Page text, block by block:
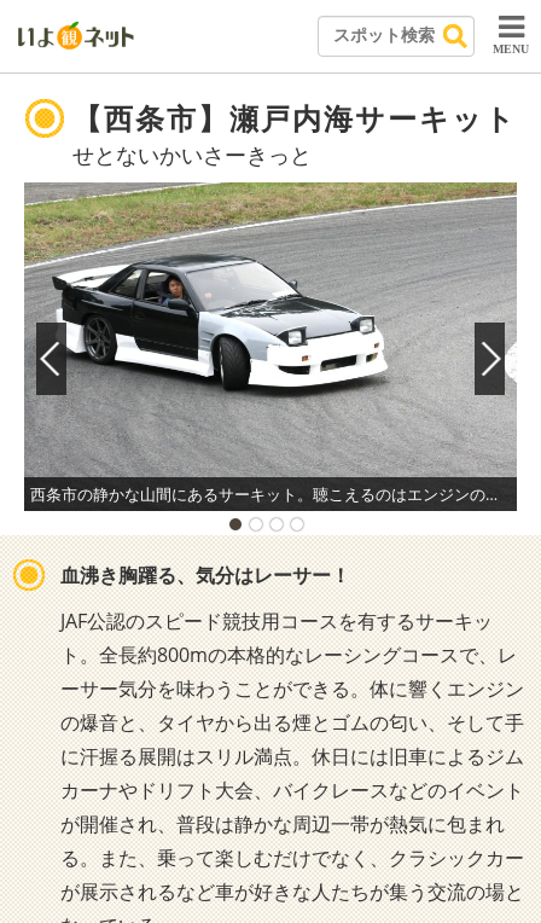
MENU
【西条市】瀬戸内海サーキット
せとないかいさーきっと
西条市の静かな山間にあるサーキット。聴こえるのはエンジンの爆音とタイヤが軋む音、そして高鳴る胸の鼓動だけ。
血沸き胸躍る、気分はレーサー！
JAF公認のスピード競技用コースを有するサーキッ
ト。全長約800mの本格的なレーシングコースで、レ
ーサー気分を味わうことができる。体に響くエンジン
の爆音と、タイヤから出る煙とゴムの匂い、そして手
に汗握る展開はスリル満点。休日には旧車によるジム
カーナやドリフト大会、バイクレースなどのイベント
が開催され、普段は静かな周辺一帯が熱気に包まれ
る。また、乗って楽しむだけでなく、クラシックカー
が展示されるなど車が好きな人たちが集う交流の場と